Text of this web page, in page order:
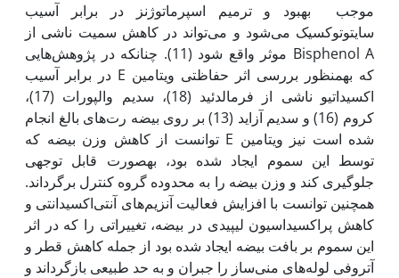
موجب بهبود و ترمیم اسپرماتوژنز در برابر آسیب
سایتوتوکسیک می‌شود و می‌تواند در کاهش سمیت ناشی از
Bisphenol A موثر واقع شود (11). چنان‏که در پژوهش‌هایی
که به‏منظور بررسی اثر حفاظتی ویتامین E در برابر آسیب
اکسیداتیو ناشی از فرمالدئید (18)، سدیم والپورات (17)،
کروم (16) و سدیم آزاید (13) بر روی بیضه رت‌های بالغ انجام
شده است نیز ویتامین E توانست از کاهش وزن بیضه که
توسط این سموم ایجاد شده بود، به‏صورت قابل توجهی
جلوگیری کند و وزن بیضه را به محدوده گروه کنترل برگرداند.
همچنین توانست با افزایش فعالیت آنزیم‌های آنتی‌اکسیدانتی و
کاهش پراکسیداسیون لیپیدی در بیضه، تغییراتی را که در اثر
این سموم بر بافت بیضه ایجاد شده بود از جمله کاهش قطر و
آتروفی لوله‌های منی‌ساز را جبران و به حد طبیعی بازگرداند و